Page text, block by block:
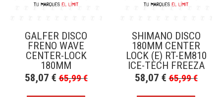
GALFER DISCO
FRENO WAVE
CENTER-LOCK
180MM
58,07 € 65,99€
SHIMANO DISCO
180MM CENTER
LOCK (E) RT-EM810
ICE-TECH FREEZA
58,07 € 65,99€